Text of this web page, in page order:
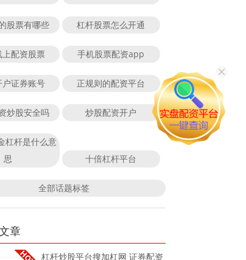
股票有哪些 杠杆股票怎么开通
配资股票 手机股票配资app
户证券账号 正规则的配资平台
炒股安全吗 炒股配资开户
杠杆是什么意
思
十倍杠杆平台
全部话题标签
章
杠杆炒股平台搜加杠网 证券配资